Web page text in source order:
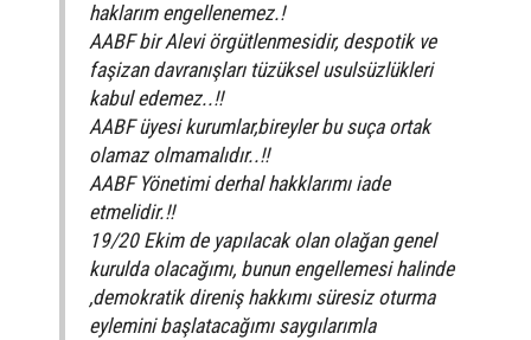
haklarım engellenemez.!
AABF bir Alevi örgütlenmesidir, despotik ve
faşizan davranışları tüzüksel usulsüzlükleri
kabul edemez..!!
AABF üyesi kurumlar,bireyler bu suça ortak
olamaz olmamalıdır..!!
AABF Yönetimi derhal hakklarımı iade
etmelidir.!!
19/20 Ekim de yapılacak olan olağan genel
kurulda olacağımı, bunun engellemesi halinde
,demokratik direniş hakkımı süresiz oturma
eylemini başlatacağımı saygılarımla